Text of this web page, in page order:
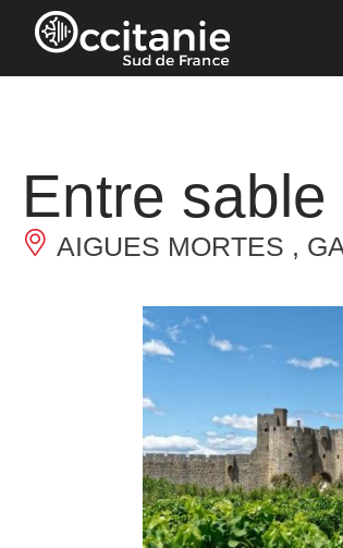
Panneau de gestion des cookies
Entre
AIGUES MORTES ,